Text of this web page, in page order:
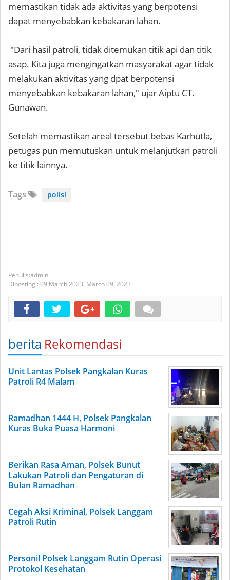
memastikan tidak ada aktivitas yang berpotensi
dapat menyebabkan kebakaran lahan.
"Dari hasil patroli, tidak ditemukan titik api dan titik
asap. Kita juga mengingatkan masyarakat agar tidak
melakukan aktivitas yang dpat berpotensi
menyebabkan kebakaran lahan," ujar Aiptu CT.
Gunawan.
Setelah memastikan areal tersebut bebas Karhutla,
petugas pun memutuskan untuk melanjutkan patroli
ke titik lainnya.
Tags polisi
admin
Diposting : 09 March 2023, March 09, 2023
berita Rekomendasi
Unit Lantas Polsek Pangkalan Kuras
Patroli R4 Malam
Ramadhan 1444 H, Polsek Pangkalan
Kuras Buka Puasa Harmoni
Berikan Rasa Aman, Polsek Bunut
Lakukan Patroli dan Pengaturan di
Bulan Ramadhan
Cegah Aksi Kriminal, Polsek Langgam
Patroli Rutin
Personil Polsek Langgam Rutin Operasi
Protokol Kesehatan